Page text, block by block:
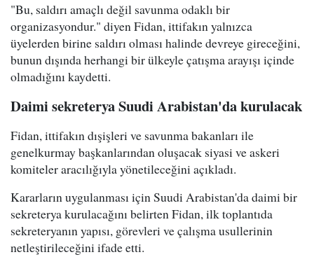
"Bu, saldırı amaçlı değil savunma odaklı bir
organizasyondur." diyen Fidan, ittifakın yalnızca
üyelerden birine saldırı olması halinde devreye gireceğini,
bunun dışında herhangi bir ülkeyle çatışma arayışı içinde
olmadığını kaydetti.
Daimi sekreterya Suudi Arabistan'da kurulacak
Fidan, ittifakın dışişleri ve savunma bakanları ile
genelkurmay başkanlarından oluşacak siyasi ve askeri
komiteler aracılığıyla yönetileceğini açıkladı.
Kararların uygulanması için Suudi Arabistan'da daimi bir
sekreterya kurulacağını belirten Fidan, ilk toplantıda
sekreteryanın yapısı, görevleri ve çalışma usullerinin
netleştirileceğini ifade etti.